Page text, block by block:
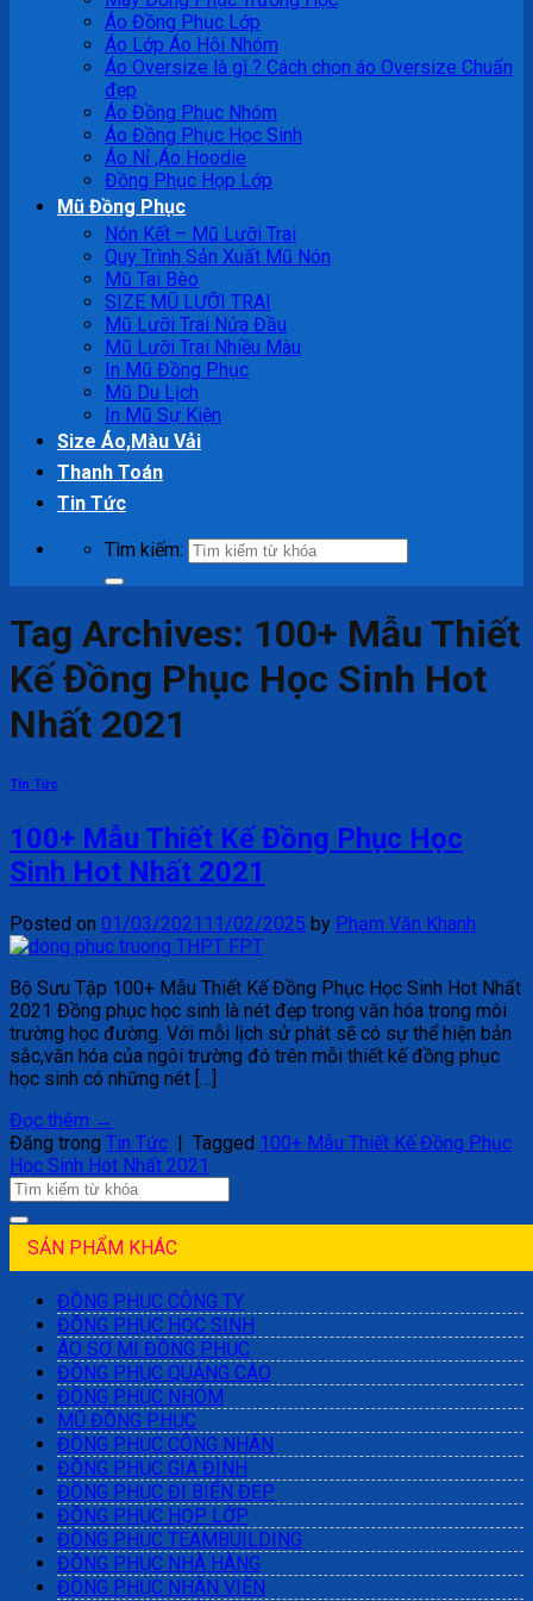
Áo Đồng Phục Lớp
Áo Lớp Áo Hội Nhóm
Áo Oversize là gì ? Cách chọn áo Oversize Chuẩn
đẹp
Áo Đồng Phục Nhóm
Áo Đồng Phục Học Sinh
Áo Nỉ ,Áo Hoodie
Đồng Phục Họp Lớp
Mũ Đồng Phục
Nón Kết – Mũ Lưỡi Trai
Quy Trình Sản Xuất Mũ Nón
Mũ Tai Bèo
SIZE MŨ LƯỠI TRAI
Mũ Lưỡi Trai Nửa Đầu
Mũ Lưỡi Trai Nhiều Màu
In Mũ Đồng Phục
Mũ Du Lịch
In Mũ Sự Kiện
Size Áo,Màu Vải
Thanh Toán
Tin Tức
Tìm kiếm:
Tag Archives: 100+ Mẫu Thiết
Kế Đồng Phục Học Sinh Hot
Nhất 2021
Tin Tức
100+ Mẫu Thiết Kế Đồng Phục Học
Sinh Hot Nhất 2021
Posted on 01/03/2021 11/02/2025 by Phạm Văn Khanh
Bộ Sưu Tập 100+ Mẫu Thiết Kế Đồng Phục Học Sinh Hot Nhất
2021 Đồng phục học sinh là nét đẹp trong văn hóa trong môi
trường học đường. Với mỗi lịch sử phát sẽ có sự thể hiện bản
sắc,văn hóa của ngôi trường đó trên mỗi thiết kế đồng phục
học sinh có những nét […]
Đọc thêm →
Đăng trong Tin Tức Tagged 100+ Mẫu Thiết Kế Đồng Phục
Học Sinh Hot Nhất 2021
SẢN PHẨM KHÁC
ĐỒNG PHỤC CÔNG TY
ĐỒNG PHỤC HỌC SINH
ÁO SƠ MI ĐỒNG PHỤC
ĐỒNG PHỤC QUẢNG CÁO
ĐỒNG PHỤC NHÓM
MŨ ĐỒNG PHỤC
ĐỒNG PHỤC CÔNG NHÂN
ĐỒNG PHỤC GIA ĐÌNH
ĐỒNG PHỤC ĐI BIỂN ĐẸP
ĐỒNG PHỤC HỌP LỚP
ĐỒNG PHỤC TEAMBUILDING
ĐỒNG PHỤC NHÀ HÀNG
ĐỒNG PHỤC NHÂN VIÊN